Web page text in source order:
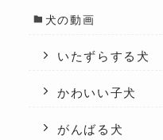
犬の動画
いたずらする犬
かわいい子犬
がんばる犬